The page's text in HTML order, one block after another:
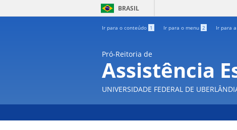
BRASIL
Ir para o conteúdo 1 Ir para o menu 2 Ir para
Pró-Reitoria de
Assistência
UNIVERSIDADE FEDERAL DE